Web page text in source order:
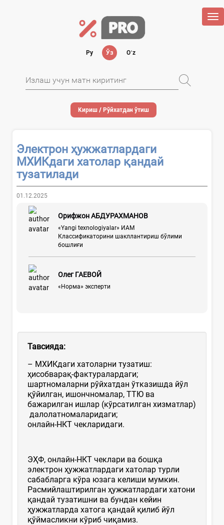
Ру Ўз Oʻz
Кириш / Рўйхатдан ўтиш
Электрон ҳужжатлардаги
МХИКдаги хатолар қандай
тузатилади
01.12.2025
Орифжон АБДУРАХМАНОВ
«Yangi texnologiyalar» ИАМ
Классификаторини шакллантириш бўлими
бошлиғи
Олег ГАЕВОЙ
«Норма» эксперти
Тавсияда:
– МХИКдаги хатоларни тузатиш:
ҳисобварақ-фактуралардаги;
шартномаларни рўйхатдан ўтказишда йўл
қўйилган, ишончномалар, ТТЮ ва
бажарилган ишлар (кўрсатилган хизматлар)
далолатномаларидаги;
онлайн-НКТ чекларидаги.
ЭҲФ, онлайн-НКТ чеклари ва бошқа
электрон ҳужжатлардаги хатолар турли
сабабларга кўра юзага келиши мумкин.
Расмийлаштирилган ҳужжатлардаги хатони
қандай тузатишни ва бундан кейин
ҳужжатларда хатога қандай қилиб йўл
қўймасликни кўриб чиқамиз.